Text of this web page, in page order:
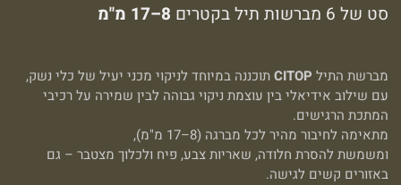
סט של 6 מברשות תיל בקטרים
8–17 מ"מ
מברשת התיל CITOPתוכננה במיוחד לניקוי מכני יעיל של כלי נשק,
עם שילוב אידיאלי בין עוצמת ניקוי גבוהה לבין שמירה על רכיבי
המתכת הרגישים.
מתאימה לחיבור מהיר לכל מברגה (8–17 מ"מ),
ומשמשת להסרת חלודה, שאריות צבע, פיח ולכלוך מצטבר – גם
באזורים קשים לגישה.